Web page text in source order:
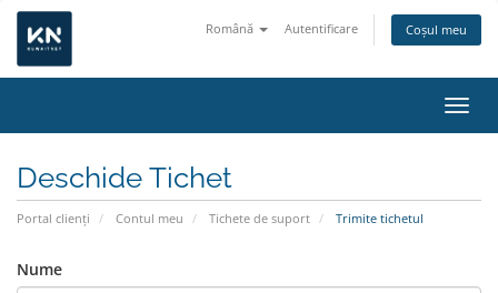
Română Autentificare Coșul meu
Deschide Tichet
Portal clienți Contul meu Tichete de suport Trimite tichetul
Nume